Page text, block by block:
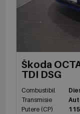
Škoda
TDI DSG
Combustibil
Transmisie
Putere (CP)
115